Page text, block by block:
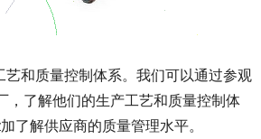
艺和质量控制体系。我们可以通过参观
，了解他们的生产工艺和质量控制体
了解供应商的质量管理水平。